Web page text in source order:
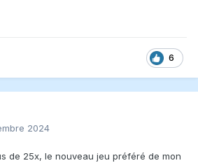
6
2024
de 25x, le nouveau jeu préféré de mon